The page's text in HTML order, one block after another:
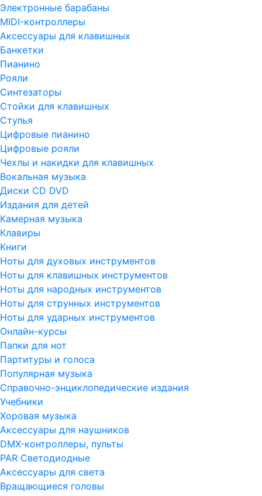
Электронные барабаны
MIDI-контроллеры
Аксессуары для клавишных
Банкетки
Пианино
Рояли
Синтезаторы
Стойки для клавишных
Стулья
Цифровые пианино
Цифровые рояли
Чехлы и накидки для клавишных
Вокальная музыка
Диски CD DVD
Издания для детей
Камерная музыка
Клавиры
Книги
Ноты для духовых инструментов
Ноты для клавишных инструментов
Ноты для народных инструментов
Ноты для струнных инструментов
Ноты для ударных инструментов
Онлайн-курсы
Папки для нот
Партитуры и голоса
Популярная музыка
Справочно-энциклопедические издания
Учебники
Хоровая музыка
Аксессуары для наушников
DMX-контроллеры, пульты
PAR Светодиодные
Аксессуары для света
Вращающиеся головы